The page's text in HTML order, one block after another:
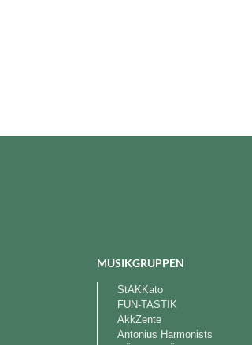
MUSIKGRUPPEN
StAKKato
FUN-TASTIK
AkkZente
Antonius Harmonists